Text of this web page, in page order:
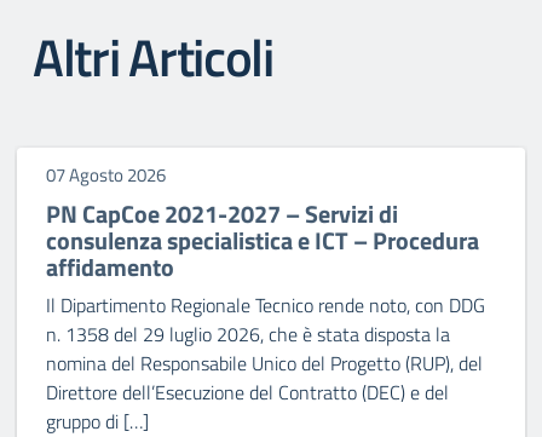
Altri Articoli
07 Agosto 2026
PN CapCoe 2021-2027 – Servizi di
consulenza specialistica e ICT – Procedura
affidamento
Il Dipartimento Regionale Tecnico rende noto, con DDG
n. 1358 del 29 luglio 2026, che è stata disposta la
nomina del Responsabile Unico del Progetto (RUP), del
Direttore dell’Esecuzione del Contratto (DEC) e del
gruppo di […]